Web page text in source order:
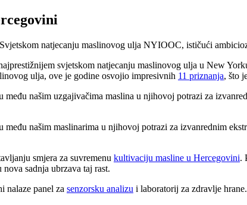
natjecanju maslinovog ulja NYIOOC, ističući
svjetskom natjecanju maslinovog ulja u New
ulja, ove je godine osvojio impresivnih 11 priznanja, što
među našim uzgajivačima maslina u njihovoj potrazi za
među našim maslinarima u njihovoj potrazi za izvanrednim
smjera za suvremenu kultivaciju masline u Hercegovini.
sadnja ubrzava taj rast.
nalaze panel za senzorsku analizu i laboratorij za zdravlje